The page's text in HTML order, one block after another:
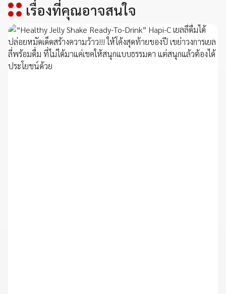
เรื่องที่คุณอาจสนใจ